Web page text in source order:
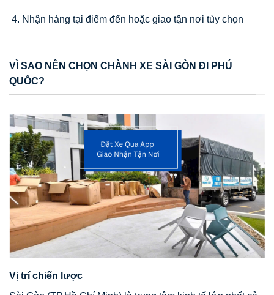
Nhận hàng tại điểm đến hoặc giao tận nơi tùy chọn
VÌ SAO NÊN CHỌN CHÀNH XE SÀI GÒN ĐI PHÚ
QUỐC?
Vị trí chiến lược